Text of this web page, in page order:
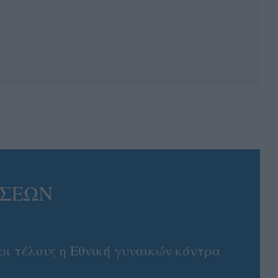
τέλους η Εθνική γυναικών κόντρα